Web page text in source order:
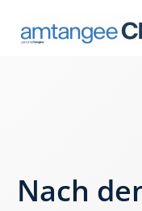
Nach